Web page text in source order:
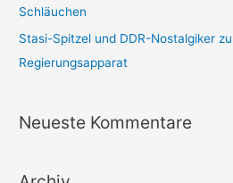
Schläuchen
Stasi-Spitzel und DDR-Nostalgiker
Regierungsapparat
Neueste Kommentare